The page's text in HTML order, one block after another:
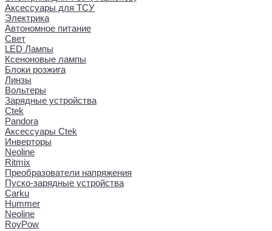
Аксессуары для ТСУ
Электрика
Автономное питание
Свет
LED Лампы
Ксеноновые лампы
Блоки розжига
Линзы
Вольтеры
Зарядные устройства
Ctek
Pandora
Аксессуары Ctek
Инверторы
Neoline
Ritmix
Преобразователи напряжения
Пуско-зарядные устройства
Carku
Hummer
Neoline
RoyPow